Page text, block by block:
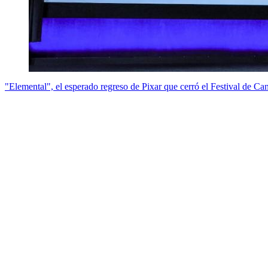
"Elemental", el esperado regreso de Pixar que cerró el Festival de